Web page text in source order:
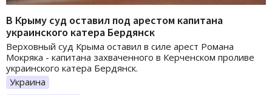
В Крыму суд оставил под арестом капитана
украинского катера Бердянск
Верховный суд Крыма оставил в силе арест Романа
Мокряка - капитана захваченного в Керченском проливе
украинского катера Бердянск.
Украина